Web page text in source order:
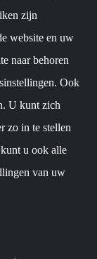
zijn
website en uw
naar behoren
Ook
U kunt zich
zo in te stellen
kunt u ook alle
van uw